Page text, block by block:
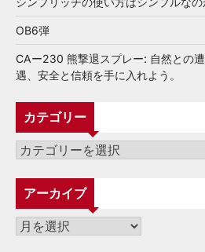
OB6弾
CAー230 熊撃退スプレー: 自然との
遇、安全と信頼を手に入れよう。
カテゴリー
カ
ゴ
リ
ー
アーカイブ
ア